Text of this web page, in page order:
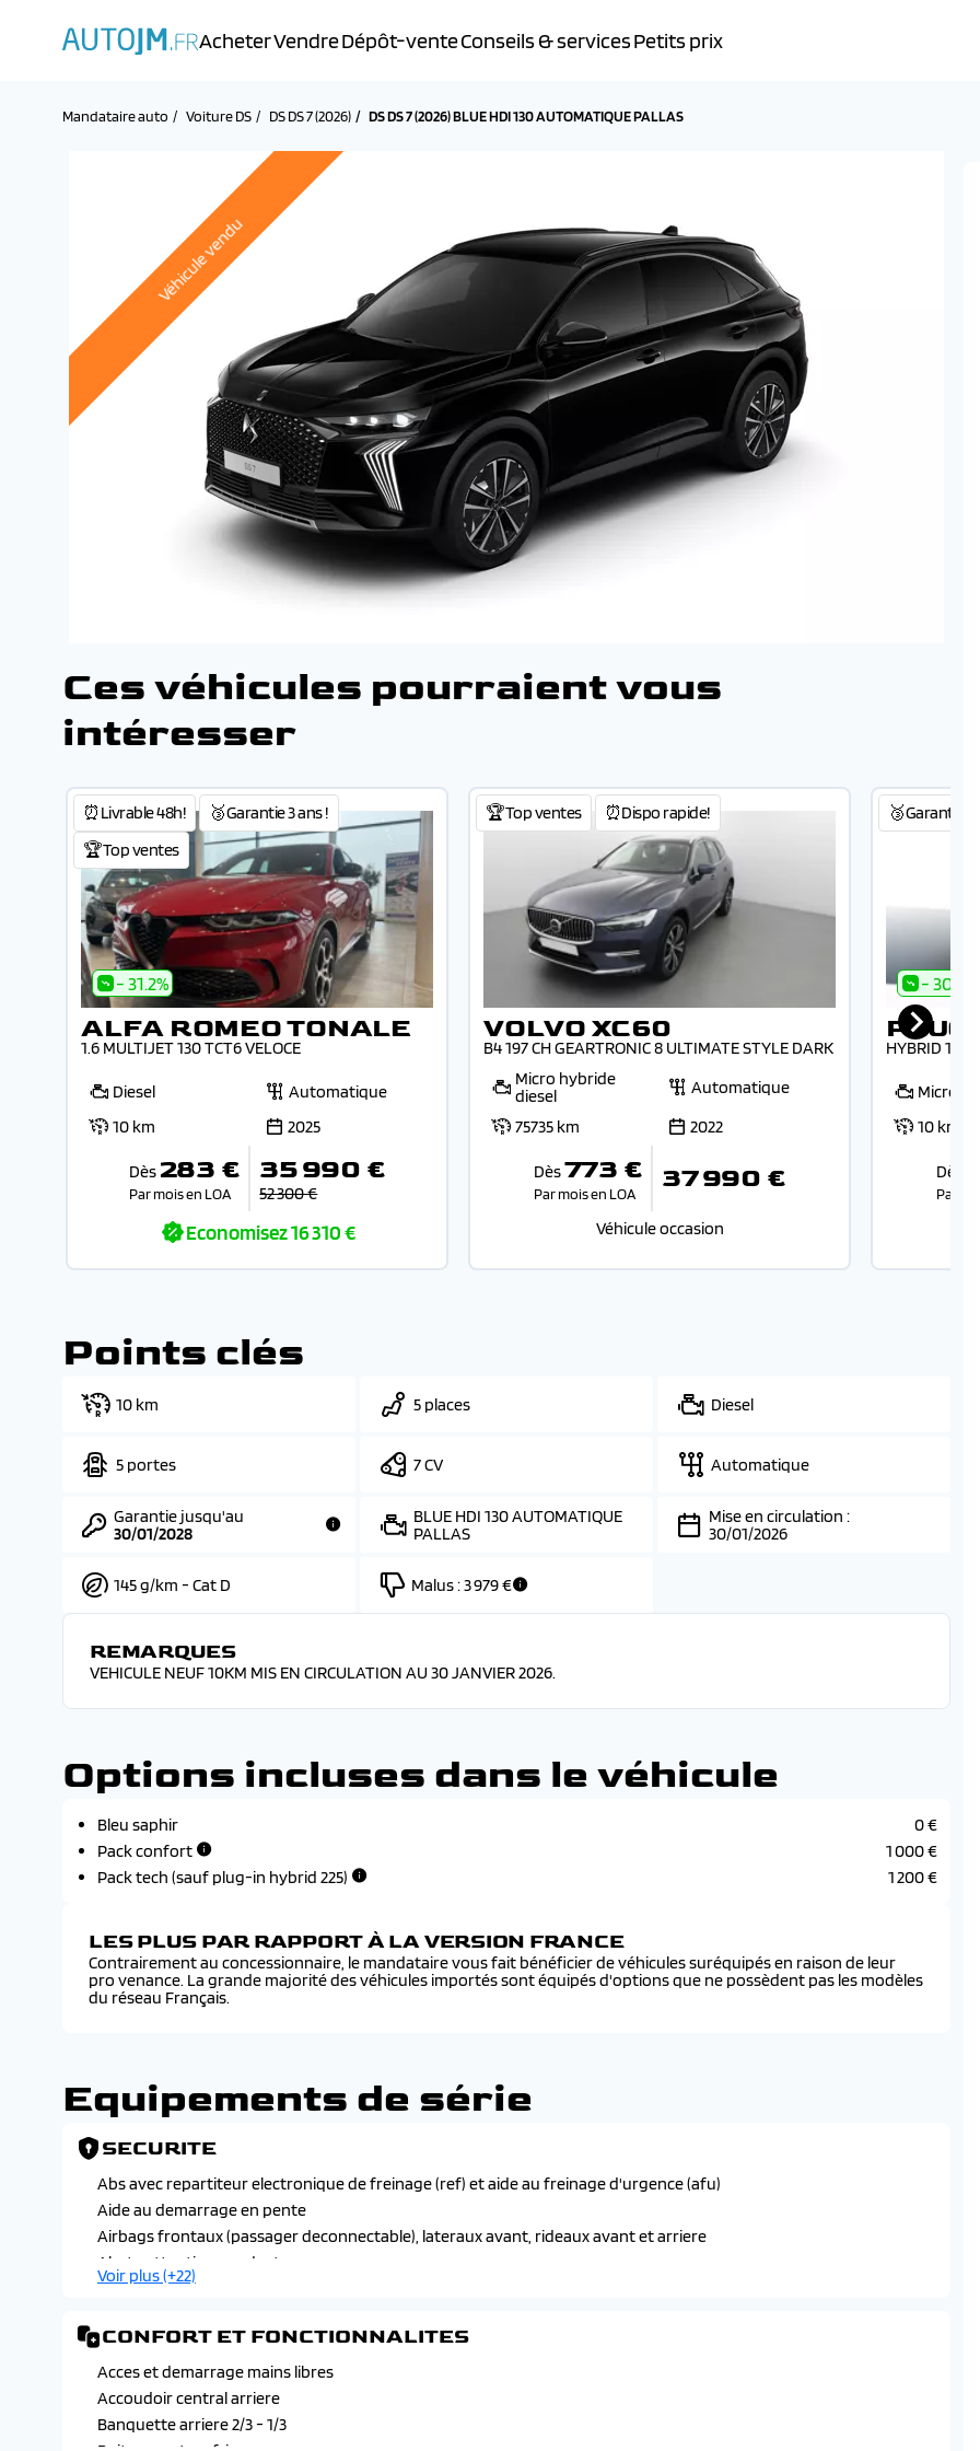
AcheterVendreDépôt-venteConseils & servicesPetits prix
Mandataire auto Voiture DS DS DS 7 (2026) DS DS 7 (2026) BLUE HDI 130 AUTOMATIQUE PALLAS
Véhicule vendu
Ces véhicules pourraient vous
intéresser
⏰Livrable 48h!
🥉Garantie 3 ans !
🏆Top ventes
- 31.2%
ALFA ROMEO TONALE
1.6 MULTIJET 130 TCT6 VELOCE
Diesel
Automatique
10 km
2025
Dès 283 €
Par mois en LOA
35 990 €
52 300 €
Economisez16 310 €
🏆Top ventes ⏰Dispo rapide!
VOLVO XC60
B4 197 CH GEARTRONIC 8 ULTIMATE STYLE DARK
Micro hybride
diesel
Automatique
75735 km
2022
Dès773 €
Par mois en LOA 37 990 €
Véhicule occasion
🥉Garantie 3
- 30.7%
HYBRID 145
Micro-
10 km
Dès
Par
Points clés
10 km 5 places Diesel
5 portes 7 CV Automatique
Garantie jusqu'au
30/01/2028
BLUE HDI 130 AUTOMATIQUE
PALLAS
Mise en circulation :
30/01/2026
145 g/km - Cat D Malus :3 979 €
REMARQUES
VEHICULE NEUF 10KM MIS EN CIRCULATION AU 30 JANVIER 2026.
Options incluses dans le véhicule
Bleu saphir
0 €
Pack confort
1 000 €
Pack tech (sauf plug-in hybrid 225)
1 200 €
LES PLUS PAR RAPPORT À LA VERSION FRANCE
Contrairement au concessionnaire, le mandataire vous fait bénéficier de véhicules suréquipés en raison de leur
pro venance. La grande majorité des véhicules importés sont équipés d'options que ne possèdent pas les modèles
du réseau Français.
Equipements de série
SECURITE
Abs avec repartiteur electronique de freinage (ref) et aide au freinage d'urgence (afu)
Aide au demarrage en pente
Airbags frontaux (passager deconnectable), lateraux avant, rideaux avant et arriere
Alerte attention conducteur
Alerte de franchissement involontaire de ligne
Controle de stabilite de l'attelage
Controle dynamique de stabilite (esp) avec antipatinage des roues (asr)
Detection de sous-gonflage
Ds light veil (feux de jour a led)
Ds pixel led vision 3.0
Voir plus (+22)
CONFORT ET FONCTIONNALITES
Acces et demarrage mains libres
Accoudoir central arriere
Banquette arriere 2/3 - 1/3